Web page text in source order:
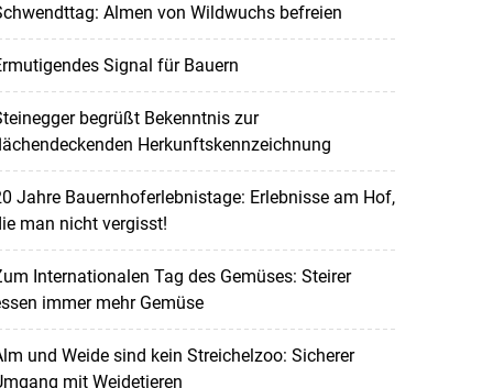
Almen von Wildwuchs befreien
Signal für Bauern
begrüßt Bekenntnis zur
Herkunftskennzeichnung
Jahre Bauernhoferlebnistage: Erlebnisse am Hof,
man nicht vergisst!
Internationalen Tag des Gemüses: Steirer
immer mehr Gemüse
und Weide sind kein Streichelzoo: Sicherer
mit Weidetieren